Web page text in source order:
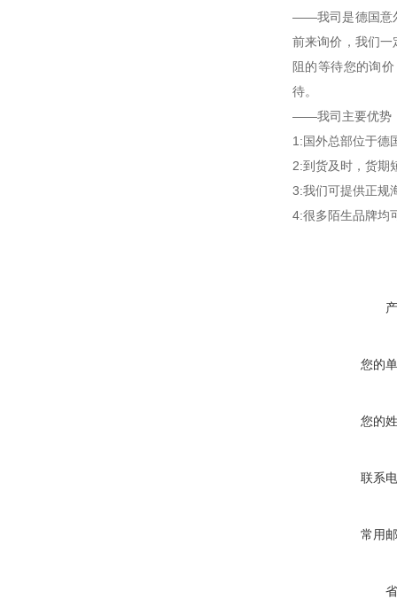
——我司是德国意
前来询价，我们
阻的等待您的询
待。
——我司主要优势
1:国外总部位于德
2:到货及时，货期
3:我们可提供正规
4:很多陌生品牌均
您的
您的
联系
常用